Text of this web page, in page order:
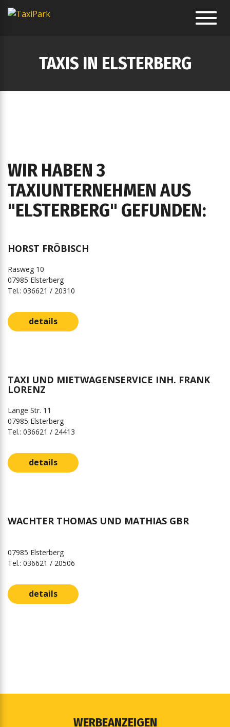
TAXIS IN ELSTERBERG
WIR HABEN 3
TAXIUNTERNEHMEN AUS
"ELSTERBERG" GEFUNDEN:
HORST FRÖBISCH
Rasweg 10
07985 Elsterberg
Tel.: 036621 / 20310
details
TAXI UND MIETWAGENSERVICE INH. FRANK
LORENZ
Lange Str. 11
07985 Elsterberg
Tel.: 036621 / 24413
details
WACHTER THOMAS UND MATHIAS GBR
07985 Elsterberg
Tel.: 036621 / 20506
details
WERBEANZEIGEN